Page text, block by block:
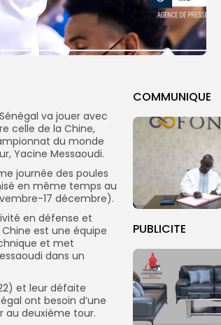
COMMUNIQUE
PUBLICITE
va jouer avec
celle de la Chine,
du monde
Yacine Messaoudi.
journée des poules
en même temps au
17 décembre).
en défense et
est une équipe
et met
dans un
et leur défaite
ont besoin d’une
au deuxième tour.